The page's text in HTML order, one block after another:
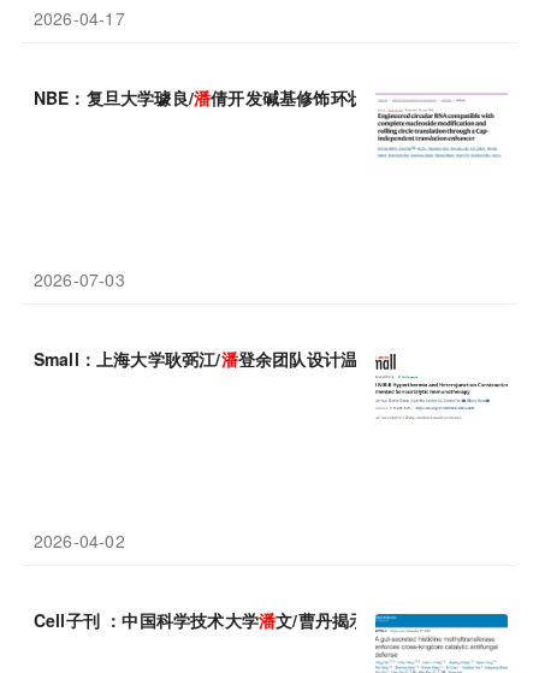
2026-04-17
NBE：复旦大学璩良/潘倩开发碱基修饰环状RNA技术，破解环状
2026-07-03
Small：上海大学耿弼江/潘登余团队设计温和NIR-II热疗联合异质
2026-04-02
Cell子刊 ：中国科学技术大学潘文/曹丹揭示肠道粘膜“催化防御”